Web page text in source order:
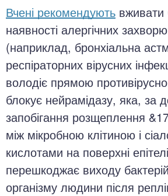
Вчені рекомендують вживати
наявності алергічних
(наприклад, бронхіальна
респіраторних вірусних
володіє прямою
блокує нейрамідазу, яка, за
запобігання розщеплення
між мікробною клітиною і
кислотами на поверхні
перешкоджає виходу
організму людини після